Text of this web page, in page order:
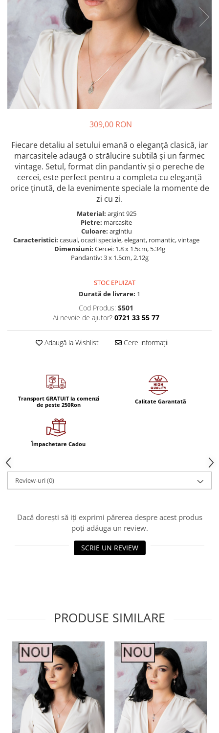
Bănuț Moț Personalizat
Seturi Brățări Personalizate
Seturi Lănțișoare Personalizate
Cadouri Corporate
Bijuterii Personalizate Spotify
Cercei Argint
Cercei Fashion
Coliere Argint
Seturi Argint
Bijuterii Fashion
Accesorii
Genți
Portofele
CARD CADOU
309,00 RON
Fiecare detaliu al setului emană o eleganță clasică, iar
marcasitele adaugă o strălucire subtilă și un farmec
vintage. Setul, format din pandantiv și o pereche de
cercei, este perfect pentru a completa cu eleganță
orice ținută, de la evenimente speciale la momente de
zi cu zi.
Material: argint 925
Pietre: marcasite
Culoare: argintiu
Caracteristici: casual, ocazii speciale, elegant, romantic, vintage
Dimensiuni: Cercei: 1.8 x 1.5cm, 5.34g
Pandantiv: 3 x 1.5cm, 2.12g
STOC EPUIZAT
Durată de livrare: 1
Cod Produs: S501
Ai nevoie de ajutor? 0721 33 55 77
Adaugă la Wishlist Cere informații
Transport GRATUIT la comenzi
de peste 250Ron
Calitate Garantată
Împachetare Cadou
Review-uri(0)
Dacă dorești să iți exprimi părerea despre acest produs
poți adăuga un review.
SCRIE UN REVIEW
PRODUSE SIMILARE